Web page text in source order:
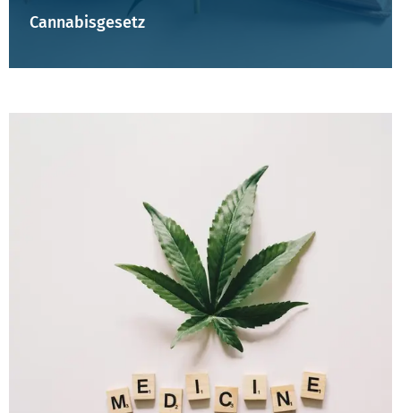
Cannabisgesetz